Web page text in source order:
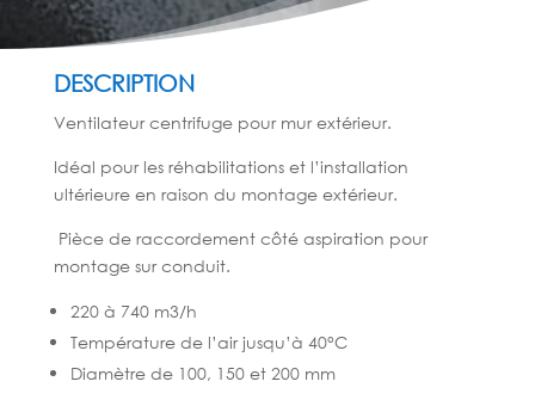
DESCRIPTION
Ventilateur centrifuge pour mur extérieur.
Idéal pour les réhabilitations et l’installation
ultérieure en raison du montage extérieur.
Pièce de raccordement côté aspiration pour
montage sur conduit.
220 à 740 m3/h
Température de l’air jusqu’à 40°C
Diamètre de 100, 150 et 200 mm